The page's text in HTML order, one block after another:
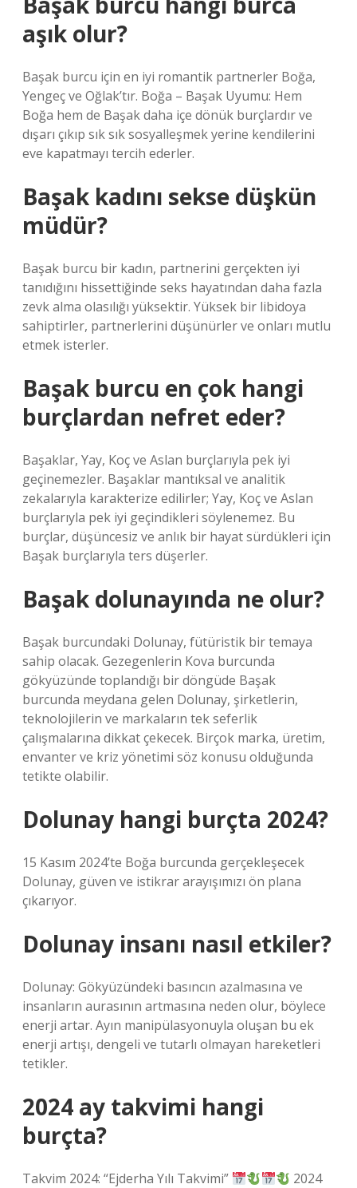
aşık olur?
Başak burcu için en iyi romantik partnerler Boğa,
Yengeç ve Oğlak’tır. Boğa – Başak Uyumu: Hem
Boğa hem de Başak daha içe dönük burçlardır ve
dışarı çıkıp sık sık sosyalleşmek yerine kendilerini
eve kapatmayı tercih ederler.
Başak kadını sekse düşkün
müdür?
Başak burcu bir kadın, partnerini gerçekten iyi
tanıdığını hissettiğinde seks hayatından daha fazla
zevk alma olasılığı yüksektir. Yüksek bir libidoya
sahiptirler, partnerlerini düşünürler ve onları mutlu
etmek isterler.
Başak burcu en çok hangi
burçlardan nefret eder?
Başaklar, Yay, Koç ve Aslan burçlarıyla pek iyi
geçinemezler. Başaklar mantıksal ve analitik
zekalarıyla karakterize edilirler; Yay, Koç ve Aslan
burçlarıyla pek iyi geçindikleri söylenemez. Bu
burçlar, düşüncesiz ve anlık bir hayat sürdükleri için
Başak burçlarıyla ters düşerler.
Başak dolunayında ne olur?
Başak burcundaki Dolunay, fütüristik bir temaya
sahip olacak. Gezegenlerin Kova burcunda
gökyüzünde toplandığı bir döngüde Başak
burcunda meydana gelen Dolunay, şirketlerin,
teknolojilerin ve markaların tek seferlik
çalışmalarına dikkat çekecek. Birçok marka, üretim,
envanter ve kriz yönetimi söz konusu olduğunda
tetikte olabilir.
Dolunay hangi burçta 2024?
15 Kasım 2024’te Boğa burcunda gerçekleşecek
Dolunay, güven ve istikrar arayışımızı ön plana
çıkarıyor.
Dolunay insanı nasıl etkiler?
Dolunay: Gökyüzündeki basıncın azalmasına ve
insanların aurasının artmasına neden olur, böylece
enerji artar. Ayın manipülasyonuyla oluşan bu ek
enerji artışı, dengeli ve tutarlı olmayan hareketleri
tetikler.
2024 ay takvimi hangi
burçta?
Takvim 2024: “Ejderha Yılı Takvimi”
2024